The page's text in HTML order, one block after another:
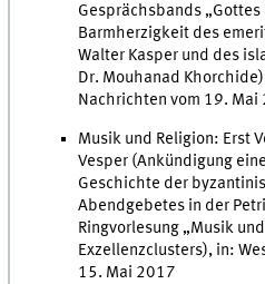
Gesprächsbands „Gottes
Barmherzigkeit des
Walter Kasper und des
Dr. Mouhanad
Nachrichten vom 19. Mai
Musik und Religion: Erst
Vesper (Ankündigung
Geschichte der
Abendgebetes in der
Ringvorlesung „Musik
Exzellenzclusters), in:
15. Mai 2017